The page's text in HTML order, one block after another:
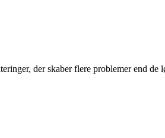
der skaber flere problemer end de